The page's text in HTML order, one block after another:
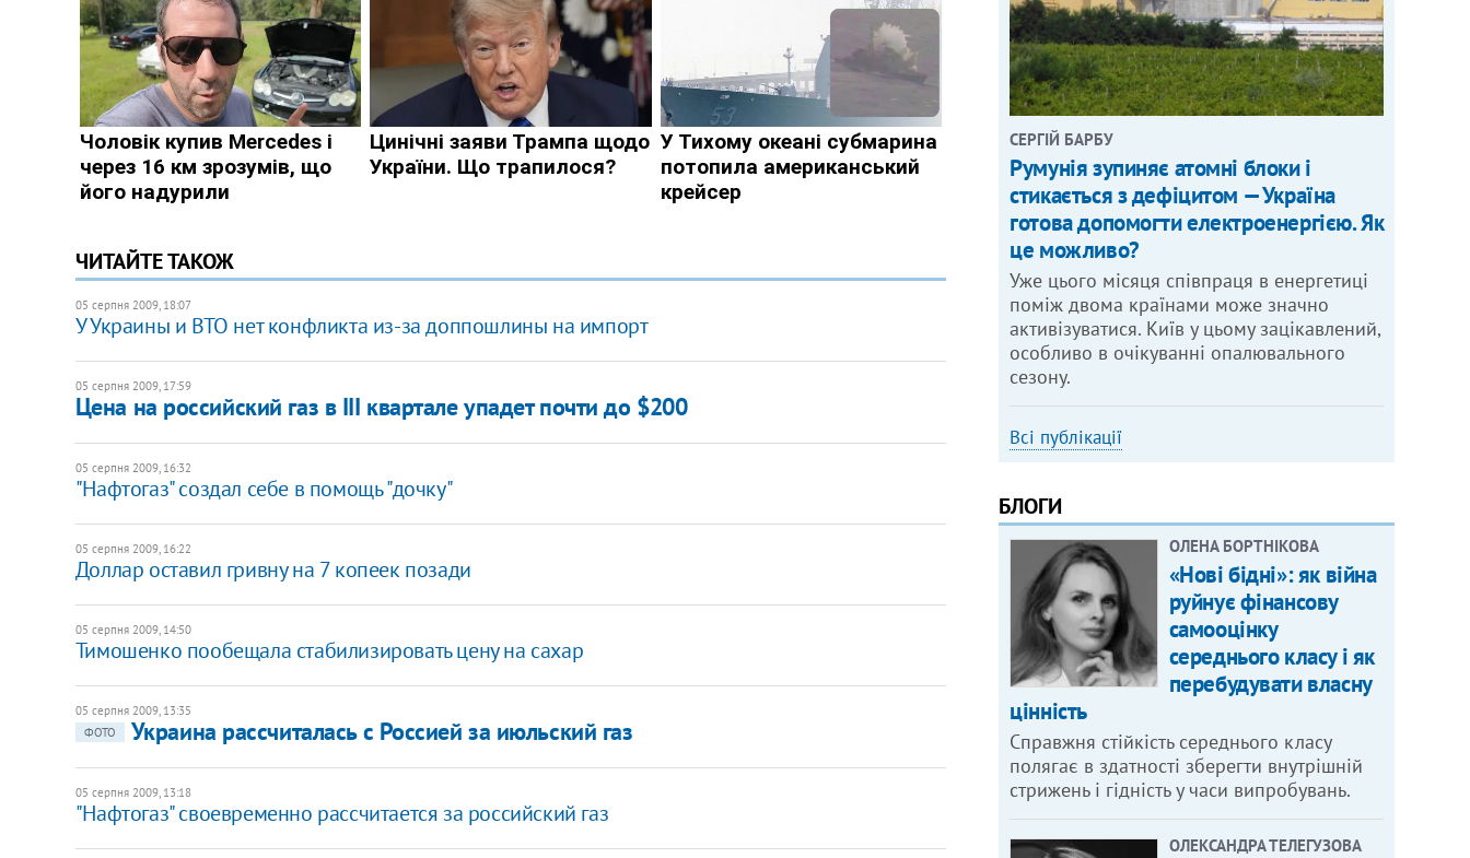
ЧИТАЙТЕ ТАКОЖ
05 серпня 2009, 18:07
У Украины и ВТО нет конфликта из-за доппошлины на импорт
05 серпня 2009, 17:59
Цена на российский газ в III квартале упадет почти до $200
05 серпня 2009, 16:32
"Нафтогаз" создал себе в помощь "дочку"
05 серпня 2009, 16:22
Доллар оставил гривну на 7 копеек позади
05 серпня 2009, 14:50
Тимошенко пообещала стабилизировать цену на сахар
05 серпня 2009, 13:35
ФОТО
Украина рассчиталась с Россией за июльский газ
05 серпня 2009, 13:18
"Нафтогаз" своевременно рассчитается за российский газ
СЕРГІЙ БАРБУ
Румунія зупиняє атомні блоки і
стикається з дефіцитом — Україна
готова допомогти електроенергією. Як
це можливо?
Уже цього місяця співпраця в енергетиці
поміж двома країнами може значно
активізуватися. Київ у цьому зацікавлений,
особливо в очікуванні опалювального
сезону.
Всі публікації
БЛОГИ
ОЛЕНА БОРТНІКОВА
«Нові бідні»: як війна
руйнує фінансову
самооцінку
середнього класу і як
перебудувати власну
цінність
Справжня стійкість середнього класу
полягає в здатності зберегти внутрішній
стрижень і гідність у часи випробувань.
ОЛЕКСАНДРА ТЕЛЕГУЗОВА